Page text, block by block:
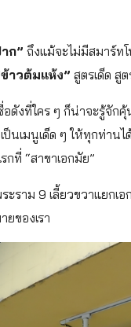
ก” ถึงแม้จะไม่มีสมาร์ทโ
าวต้มแห้ง” สูตรเด็ด สู
ดังที่ใคร ๆ ก็น่าจะรู้จัก
เมนูเด็ด ๆ ให้ทุกท่านไ
ที่ “สาขาเอกมัย”
ราม 9 เลี้ยวขวาแยก
ของเรา